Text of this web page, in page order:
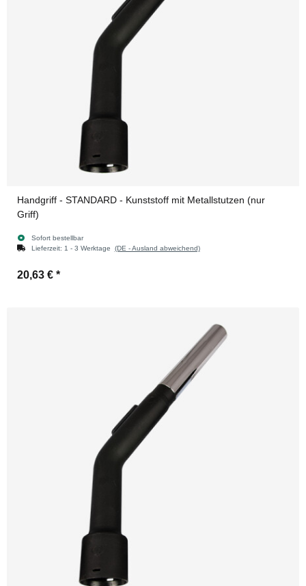
Handgriff - STANDARD - Kunststoff mit Metallstutzen (nur
Griff)
Sofort bestellbar
Lieferzeit: 1 - 3 Werktage (DE - Ausland abweichend)
20,63 € *